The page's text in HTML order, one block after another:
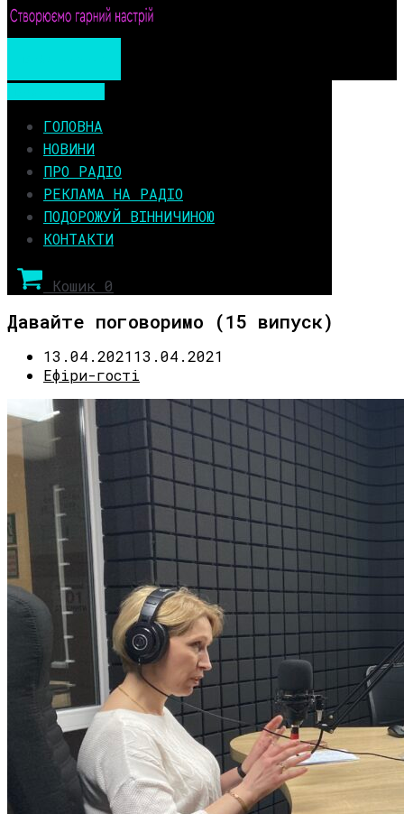
ГОЛОВНА
НОВИНИ
ПРО РАДІО
РЕКЛАМА НА РАДІО
ПОДОРОЖУЙ ВІННИЧИНОЮ
КОНТАКТИ
Кошик 0
Давайте поговоримо (15 випуск)
13.04.202113.04.2021
Ефіри-гості